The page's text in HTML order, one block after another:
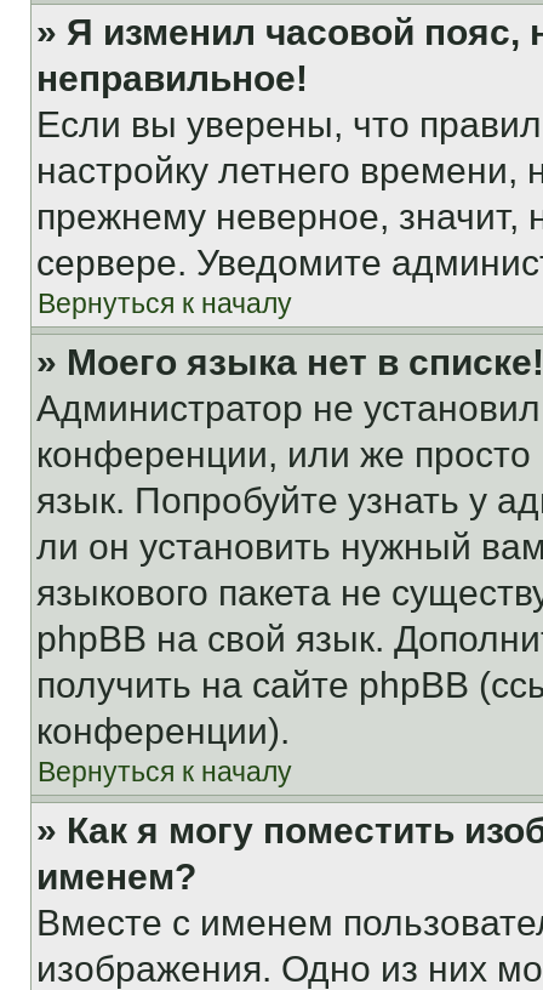
» Я изменил часовой пояс,
неправильное!
Если вы уверены, что
настройку летнего
прежнему неверное, значит,
сервере. Уведомите
Вернуться к началу
» Моего языка нет в списке!
Администратор не
конференции, или же
язык. Попробуйте узнать у
ли он установить нужный
языкового пакета не
phpBB на свой язык.
получить на сайте phpBB
конференции).
Вернуться к началу
» Как я могу поместить
именем?
Вместе с именем
изображения. Одно из них